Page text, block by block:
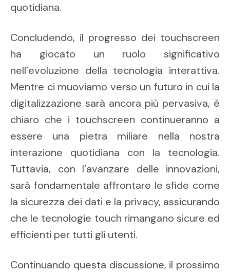
quotidiana.
Concludendo, il progresso dei touchscreen
ha giocato un ruolo significativo
nell’evoluzione della tecnologia interattiva.
Mentre ci muoviamo verso un futuro in cui la
digitalizzazione sarà ancora più pervasiva, è
chiaro che i touchscreen continueranno a
essere una pietra miliare nella nostra
interazione quotidiana con la tecnologia.
Tuttavia, con l’avanzare delle innovazioni,
sarà fondamentale affrontare le sfide come
la sicurezza dei dati e la privacy, assicurando
che le tecnologie touch rimangano sicure ed
efficienti per tutti gli utenti.
Continuando questa discussione, il prossimo